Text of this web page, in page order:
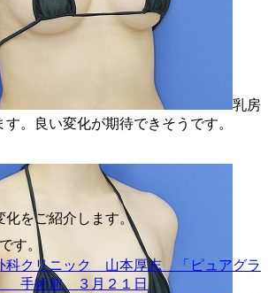
乳房
。良い変化が期待できそうです。
化をご紹介します。
す。